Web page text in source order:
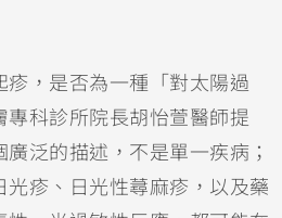
疹，是否為一種「對太陽過
專科診所院長胡怡萱醫師提
泛的描述，不是單一疾病；
光疹、日光性蕁麻疹 ，以及藥